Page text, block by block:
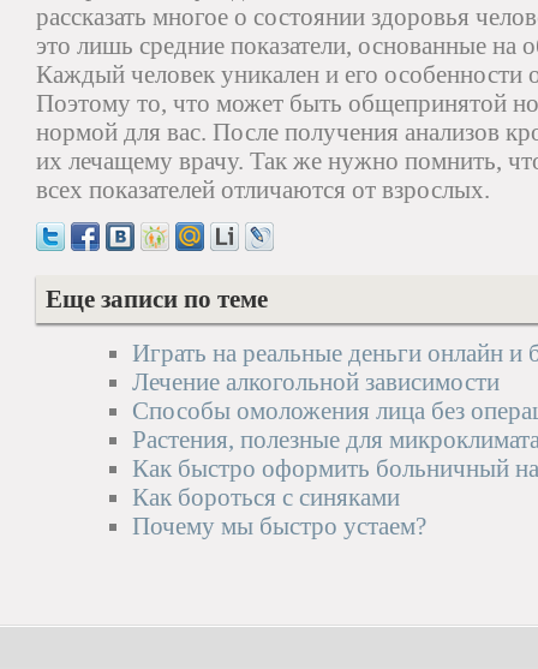
рассказать многое о состоянии здоровья
это лишь средние показатели, основанные на
Каждый человек уникален и его особенности
Поэтому то, что может быть общепринятой
нормой для вас. После получения анализов
их лечащему врачу. Так же нужно помнить,
всех показателей отличаются от взрослых.
Еще записи по теме
Играть на реальные деньги онлайн и
Лечение алкогольной зависимости
Способы омоложения лица без
Растения, полезные для
Как быстро оформить больничный на
Как бороться с синяками
Почему мы быстро устаем?